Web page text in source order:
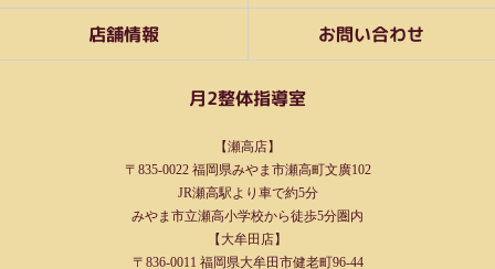
店舗情報 お問い合わせ
月2整体指導室
【瀬高店】
〒835-0022 福岡県みやま市瀬高町文廣102
JR瀬高駅より車で約5分
みやま市立瀬高小学校から徒歩5分圏内
【大牟田店】
〒836-0011 福岡県大牟田市健老町96-44